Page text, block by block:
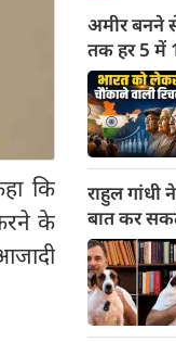
कि
के
अमीर बनने
तक हर 5 में
का
राहुल गांधी
बात कर